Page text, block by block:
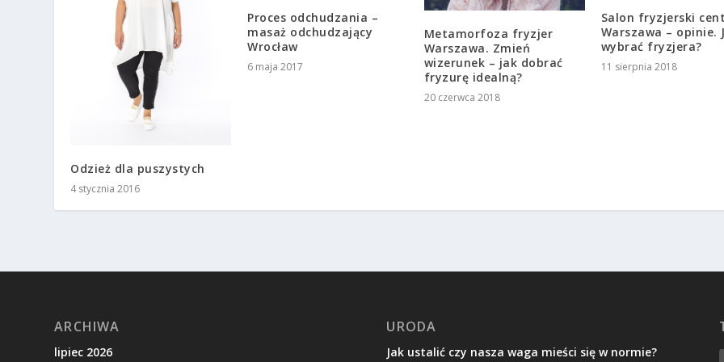
Odzież dla puszystych
4 stycznia 2016
Proces odchudzania –
masaż odchudzający
Wrocław
6 maja 2017
Metamorfoza fryzjer
Warszawa. Zmień
wizerunek – jak dobrać
fryzurę idealną?
20 czerwca 2018
Salon fryzjerski
Warszawa – opinie.
wybrać fryzjera?
11 sierpnia 2018
ARCHIWA
lipiec 2026
URODA
Jak ustalić czy nasza waga mieści się w normie?